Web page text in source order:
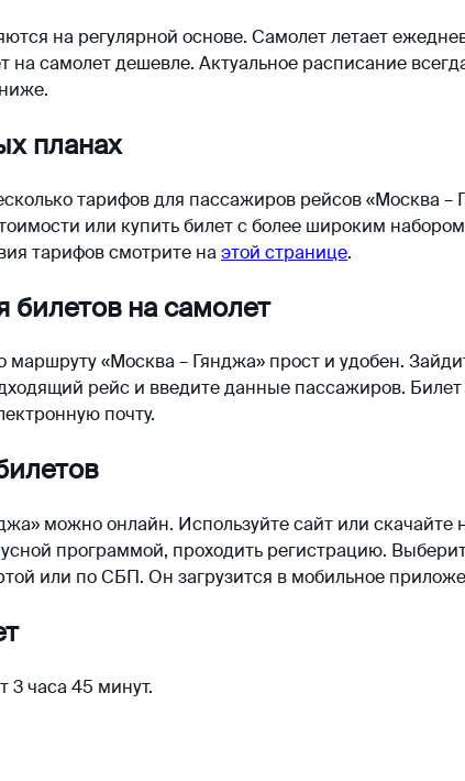
на регулярной основе. Самолет летает
на самолет дешевле. Актуальное расписание
планах
тарифов для пассажиров рейсов «Москва
или купить билет с более широким
тарифов смотрите на этой странице.
на самолет
«Москва – Гянджа» прост и удобен.
рейс и введите данные пассажиров. Билет
почту.
можно онлайн. Используйте сайт или
программой, проходить регистрацию.
или по СБП. Он загрузится в мобильное
3 часа 45 минут.